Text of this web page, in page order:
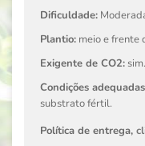
Dificuldade:
Plantio: meio e frente
Exigente de CO2: sim.
Condições
substrato fértil.
Política de entrega,